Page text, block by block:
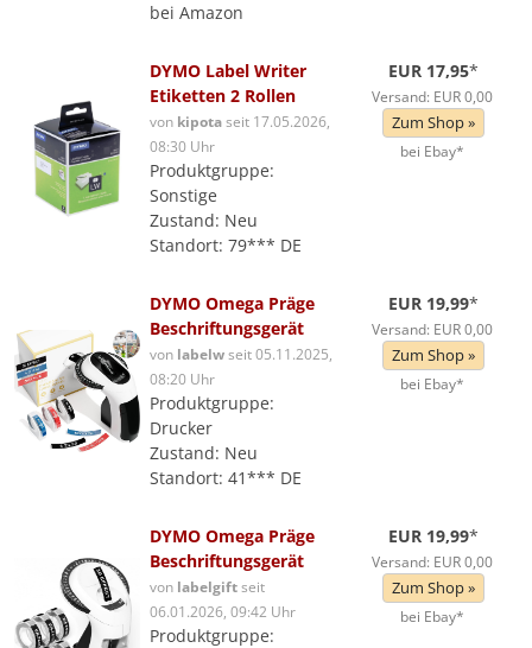
bei Amazon
DYMO Label Writer
Etiketten 2 Rollen
von kipotaseit 17.05.2026,
08:30 Uhr
Produktgruppe:
Sonstige
Zustand: Neu
Standort: 79*** DE
EUR 17,95*
Versand: EUR 0,00
Zum Shop »
bei Ebay*
DYMO Omega Präge
Beschriftungsgerät
von labelwseit 05.11.2025,
08:20 Uhr
Produktgruppe:
Drucker
Zustand: Neu
Standort: 41*** DE
EUR 19,99*
Versand: EUR 0,00
Zum Shop »
bei Ebay*
DYMO Omega Präge
Beschriftungsgerät
von labelgiftseit
06.01.2026, 09:42 Uhr
Produktgruppe:
EUR 19,99*
Versand: EUR 0,00
Zum Shop »
bei Ebay*